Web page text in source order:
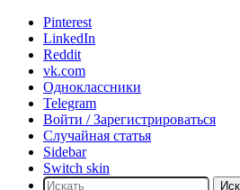
Pinterest
LinkedIn
Reddit
vk.com
Одноклассники
Telegram
Войти / Зарегистрироваться
Случайная статья
Sidebar
Switch skin